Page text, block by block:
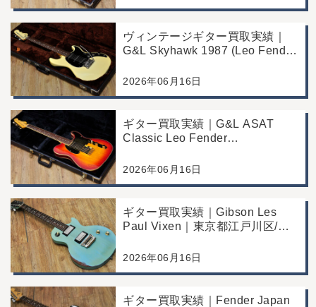
ヴィンテージギター買取実績｜
G&L Skyhawk 1987 (Leo Fender
川区/店頭買取/コンディション良
2026年06月16日
ギター買取実績｜G&L ASAT
Classic Leo Fender
江戸川区/店頭買取/コンディショ
2026年06月16日
ギター買取実績｜Gibson Les
Paul Vixen｜東京都江戸川区/店
例
2026年06月16日
ギター買取実績｜Fender Japan